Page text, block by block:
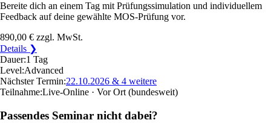
Bereite dich an einem Tag mit Prüfungssimulation und individuellem
Feedback auf deine gewählte MOS-Prüfung vor.
890,00 € zzgl. MwSt.
Details ❯
Dauer:1 Tag
Level:Advanced
Nächster Termin:22.10.2026 & 4 weitere
Teilnahme:Live-Online · Vor Ort (bundesweit)
Passendes Seminar nicht dabei?